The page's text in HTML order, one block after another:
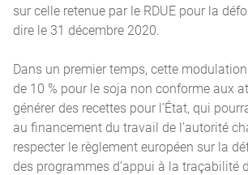
sur celle retenue par le RDUE pour la
dire le 31 décembre 2020.
Dans un premier temps, cette
de 10 % pour le soja non conforme aux
générer des recettes pour l’État, qui
au financement du travail de l’autorité
respecter le règlement européen sur la
des programmes d’appui à la traçabilité